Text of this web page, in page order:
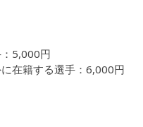
5,000円
在籍する選手：6,000円